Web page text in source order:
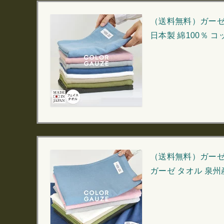
（送料無料）ガー
日本製 綿100％ コ
（送料無料）ガー
ガーゼ タオル 泉